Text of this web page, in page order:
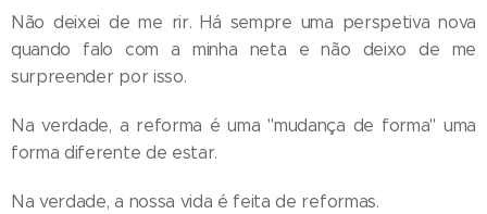
Não deixei de me rir. Há sempre uma perspetiva nova
quando falo com a minha neta e não deixo de me
surpreender por isso.
Na verdade, a reforma é uma "mudança de forma" uma
forma diferente de estar.
Na verdade, a nossa vida é feita de reformas.